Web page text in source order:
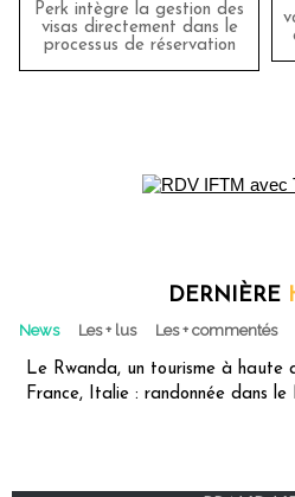
Perk intègre la gestion des
visas directement dans le
processus de réservation
DERNIÈRE
News Les + lus Les + commentés
Le Rwanda, un tourisme à haute
France, Italie : randonnée dans